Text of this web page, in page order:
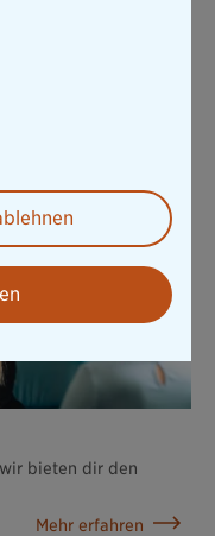
Dann schau dir
bieten dir den
Mehr erfahren